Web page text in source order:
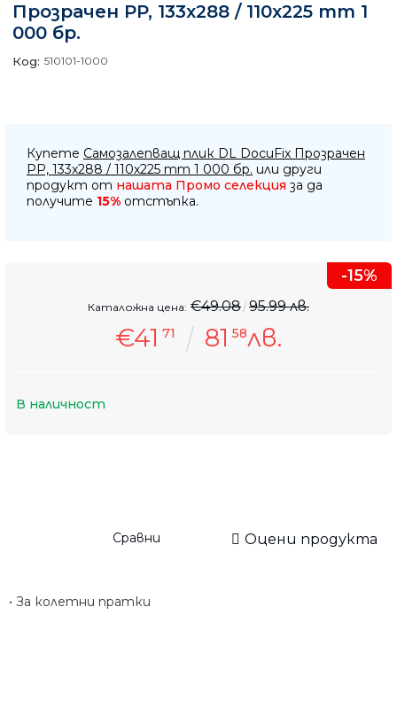
Прозрачен PP, 133х288 / 110x225 mm 1
000 бр.
Код: 510101-1000
-15%
€41 71 81 58лв.
Каталожна цена: €49.08 95.99 лв.
В наличност
Купете Самозалепващ плик DL DocuFix Прозрачен
PP, 133х288 / 110x225 mm 1 000 бр. или други
продукт от нашата Промо селекция за да
получите 15% отстъпка.
Сравни Оцени продукта
• За колетни пратки